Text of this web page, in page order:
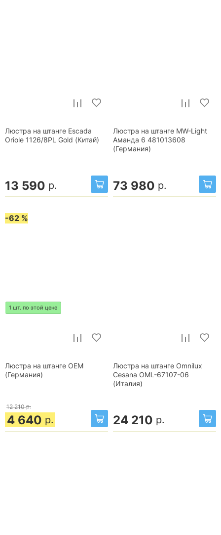
Люстра на штанге Escada
Oriole 1126/8PL Gold (Китай)
13 590 р.
Люстра на штанге MW-Light
Аманда 6 481013608
(Германия)
73 980 р.
-62 %
1 шт. по этой цене
Люстра на штанге OEM
(Германия)
12 210 р.
4 640 р.
Люстра на штанге Omnilux
Cesana OML-67107-06
(Италия)
24 210 р.